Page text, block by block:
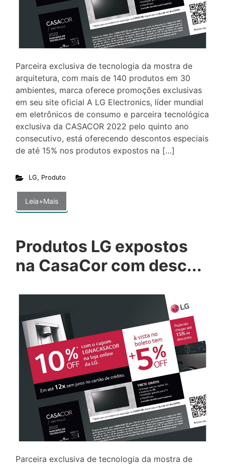
Parceira exclusiva de tecnologia da mostra de
arquitetura, com mais de 140 produtos em 30
ambientes, marca oferece promoções exclusivas
em seu site oficial A LG Electronics, líder mundial
em eletrônicos de consumo e parceira tecnológica
exclusiva da CASACOR 2022 pelo quinto ano
consecutivo, está oferecendo descontos especiais
de até 15% nos produtos expostos na […]
LG, Produto
Leia+Mais
Produtos LG expostos
na CasaCor com desc...
Parceira exclusiva de tecnologia da mostra de